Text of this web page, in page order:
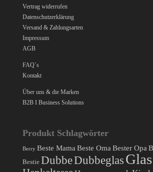
Vertrag widerrufen
Datenschutzerklärung
Versand & Zahlungsarten
Impressum
AGB
FAQ`s
Kontakt
Über uns & die Marken
B2B I Business Solutions
Produkt Schlagwörter
Berry Beste Mama Beste Oma Bester Opa
Bestie DubbeDubbeglas Glas